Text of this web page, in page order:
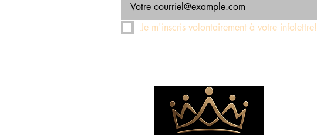
Je m'inscris volontairement à votre infolettre!